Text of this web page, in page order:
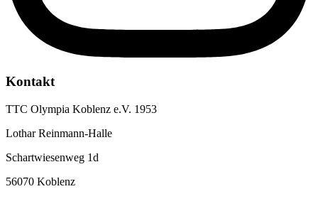
Kontakt
TTC Olympia Koblenz e.V. 1953
Lothar Reinmann-Halle
Schartwiesenweg 1d
56070 Koblenz